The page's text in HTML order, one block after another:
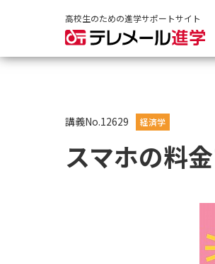
高校生のための進学サポートサイト
講義No.12629 経済学
スマホの料